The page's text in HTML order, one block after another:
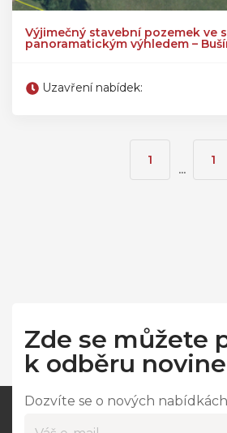
Výjimečný stavební pozemek ve
panoramatickým výhledem –
Uzavření nabídek:
1
...
1
Zde se můžete
k odběru
Dozvíte se o nových